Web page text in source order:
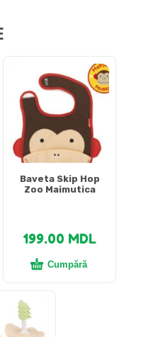
Baveta Skip Hop
Zoo Maimutica
199.00 MDL
Cumpără